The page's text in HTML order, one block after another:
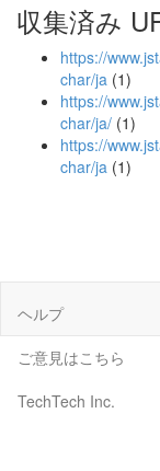
収集済み
https://
char/ja (1)
https://
char/ja/ (1)
https://
char/ja (1)
ヘルプ
ご意見はこちら
TechTech Inc.